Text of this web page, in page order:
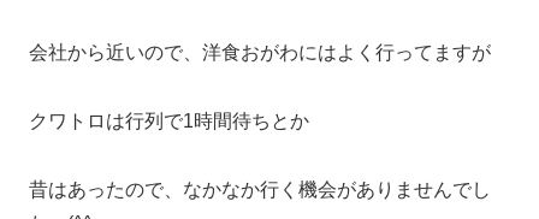
会社から近いので、洋食おがわにはよく行ってますが
クワトロは行列で1時間待ちとか
昔はあったので、なかなか行く機会がありませんでし